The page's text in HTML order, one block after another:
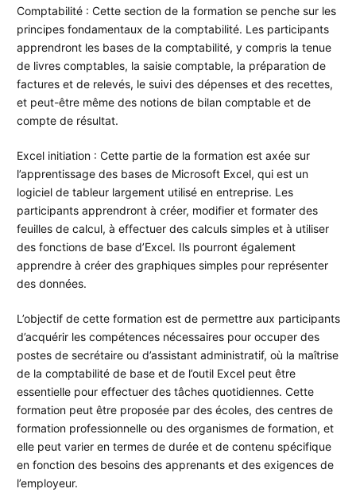
Comptabilité : Cette section de la formation se penche sur les
principes fondamentaux de la comptabilité. Les participants
apprendront les bases de la comptabilité, y compris la tenue
de livres comptables, la saisie comptable, la préparation de
factures et de relevés, le suivi des dépenses et des recettes,
et peut-être même des notions de bilan comptable et de
compte de résultat.
Excel initiation : Cette partie de la formation est axée sur
l’apprentissage des bases de Microsoft Excel, qui est un
logiciel de tableur largement utilisé en entreprise. Les
participants apprendront à créer, modifier et formater des
feuilles de calcul, à effectuer des calculs simples et à utiliser
des fonctions de base d’Excel. Ils pourront également
apprendre à créer des graphiques simples pour représenter
des données.
L’objectif de cette formation est de permettre aux participants
d’acquérir les compétences nécessaires pour occuper des
postes de secrétaire ou d’assistant administratif, où la maîtrise
de la comptabilité de base et de l’outil Excel peut être
essentielle pour effectuer des tâches quotidiennes. Cette
formation peut être proposée par des écoles, des centres de
formation professionnelle ou des organismes de formation, et
elle peut varier en termes de durée et de contenu spécifique
en fonction des besoins des apprenants et des exigences de
l’employeur.